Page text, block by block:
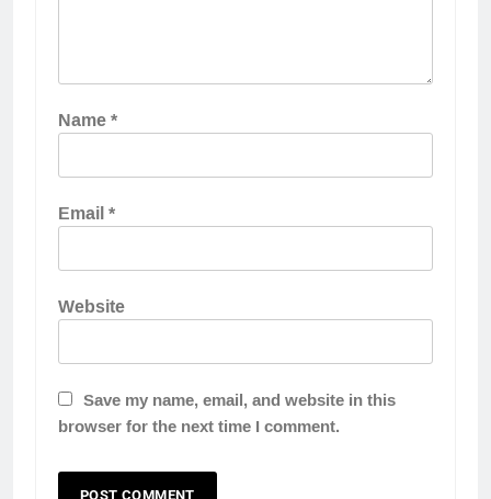
Name*
Email*
Website
Save my name, email, and website in this
browser for the next time I comment.